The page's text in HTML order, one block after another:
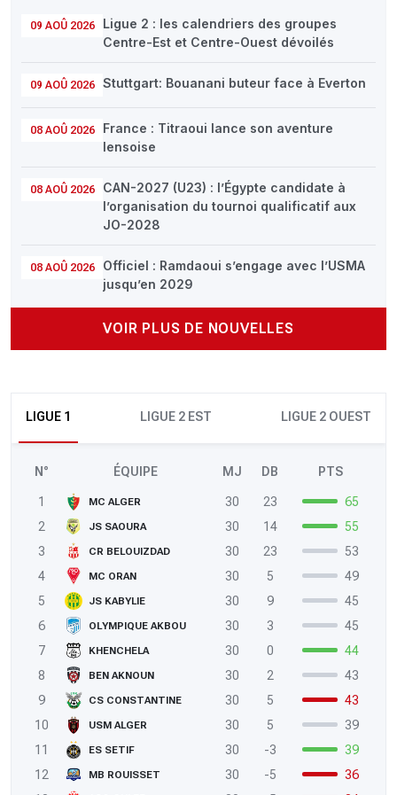
09 AOÛ 2026
Ligue 2 : les calendriers des groupes
Centre-Est et Centre-Ouest dévoilés
09 AOÛ 2026 Stuttgart: Bouanani buteur face à Everton
08 AOÛ 2026
France : Titraoui lance son aventure
lensoise
08 AOÛ 2026
CAN-2027 (U23) : l’Égypte candidate à
l’organisation du tournoi qualificatif aux
JO-2028
08 AOÛ 2026
Officiel : Ramdaoui s’engage avec l’USMA
jusqu’en 2029
VOIR PLUS DE NOUVELLES
LIGUE 1 LIGUE 2 EST LIGUE 2 OUEST
N° ÉQUIPE MJ DB PTS
1 MC ALGER 30 23
65
2
JS SAOURA 30 14
55
3
CR BELOUIZDAD 30 23
53
4
MC ORAN 30 5
49
5
JS KABYLIE 30 9
45
6
OLYMPIQUE AKBOU 30 3
45
7
KHENCHELA 30 0
44
8
BEN AKNOUN 30 2
43
9
CS CONSTANTINE 30 5
43
10
USM ALGER 30 5
39
11
ES SETIF 30 -3
39
12
MB ROUISSET 30 -5
36